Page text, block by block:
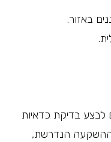
באזור.
לבצע בדיקת כדאיות
ההשקעה הנדרשת,